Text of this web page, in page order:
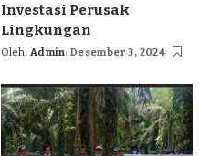
Investasi Perusak
Lingkungan
Posted
Oleh: Admin Desember 3, 2024